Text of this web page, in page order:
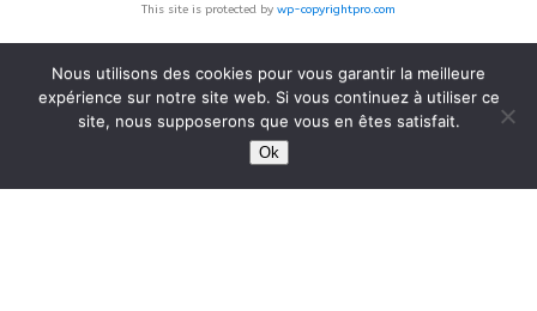
This site is protected by wp-copyrightpro.com
Nous utilisons des cookies pour vous garantir la meilleure
expérience sur notre site web. Si vous continuez à utiliser ce
site, nous supposerons que vous en êtes satisfait.
Ok